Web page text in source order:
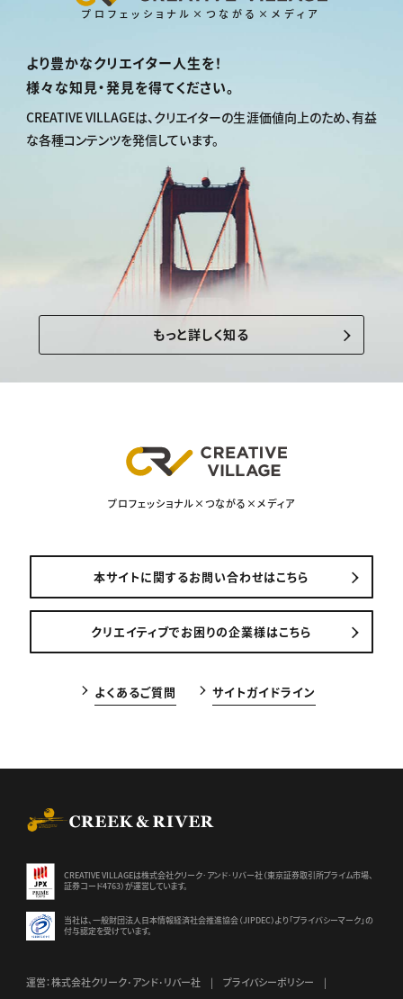
プロフェッショナル×つながる×メディア
より豊かなクリエイター人生を！
様々な知見・発見を得てください。
CREATIVE VILLAGEは、 クリエイターの生涯価値向上のため、有益
な各種コンテンツを発信しています。
もっと詳しく知る
プロフェッショナル×つながる×メディア
本サイトに関するお問い合わせはこちら
クリエイティブでお困りの企業様はこちら
よくあるご質問 サイトガイドライン
CREATIVE VILLAGEは株式会社クリーク･アンド･リバー社（東京証券取引所プライム市場、
証券コード4763）が運営しています。
当社は、一般財団法人日本情報経済社会推進協会（JIPDEC）より 「プライバシーマーク」の
付与認定を受けています。
運営：株式会社クリーク･アンド･リバー社 プライバシーポリシー